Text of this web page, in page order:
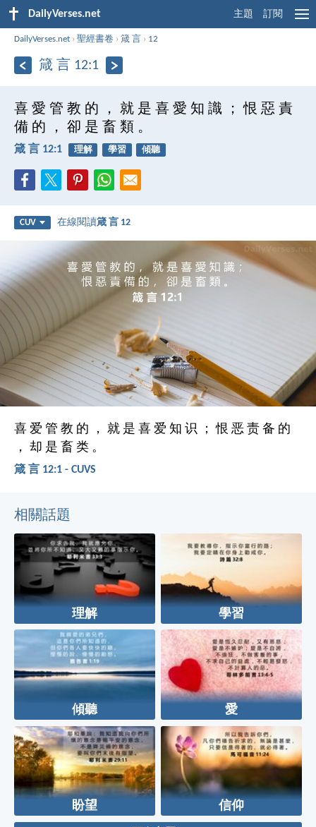
DailyVerses.net 主題 訂閱
DailyVerses.net ›聖經書卷 ›箴 言 › 12
箴 言 12:1
喜 愛 管 教 的 ， 就 是 喜 愛 知 識 ； 恨 惡 責
備 的 ， 卻 是 畜 類 。
箴 言 12:1 理解 學習 傾聽
CUV 在線閱讀箴 言 12
喜 爱 管 教 的 ， 就 是 喜 爱 知 识 ； 恨 恶 责 备 的
， 却 是 畜 类 。
箴 言 12:1 - CUVS
相關話題
理解 學習
傾聽 愛
盼望 信仰